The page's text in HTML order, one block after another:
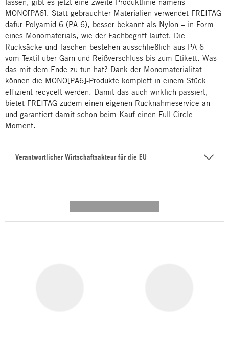
MONO[PA6]. Statt gebrauchter Materialien verwendet FREITAG
dafür Polyamid 6 (PA 6), besser bekannt als Nylon – in Form
eines Monomaterials, wie der Fachbegriff lautet. Die
Rucksäcke und Taschen bestehen ausschließlich aus PA 6 –
vom Textil über Garn und Reißverschluss bis zum Etikett. Was
das mit dem Ende zu tun hat? Dank der Monomaterialität
können die MONO[PA6]-Produkte komplett in einem Stück
effizient recycelt werden. Damit das auch wirklich passiert,
bietet FREITAG zudem einen eigenen Rücknahmeservice an –
und garantiert damit schon beim Kauf einen Full Circle
Moment.
Verantwortlicher Wirtschaftsakteur für die EU